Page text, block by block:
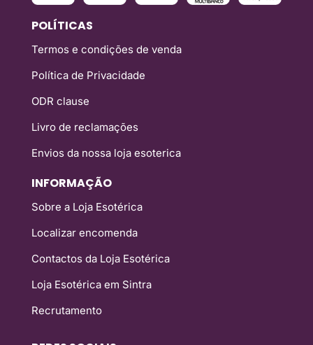
POLÍTICAS
Termos e condições de venda
Política de Privacidade
ODR clause
Livro de reclamações
Envios da nossa loja esoterica
INFORMAÇÃO
Sobre a Loja Esotérica
Localizar encomenda
Contactos da Loja Esotérica
Loja Esotérica em Sintra
Recrutamento